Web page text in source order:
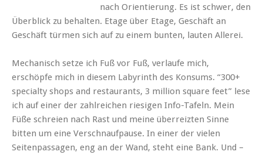
nach Orientierung. Es ist schwer, den
Überblick zu behalten. Etage über Etage, Geschäft an
Geschäft türmen sich auf zu einem bunten, lauten Allerei.
Mechanisch setze ich Fuß vor Fuß, verlaufe mich,
erschöpfe mich in diesem Labyrinth des Konsums. “300+
specialty shops and restaurants, 3 million square feet” lese
ich auf einer der zahlreichen riesigen Info-Tafeln. Mein
Füße schreien nach Rast und meine überreizten Sinne
bitten um eine Verschnaufpause. In einer der vielen
Seitenpassagen, eng an der Wand, steht eine Bank. Und –